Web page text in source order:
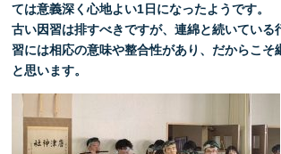
ては意義深く心地よい1日になったようです。
古い因習は排すべきですが、連綿と続いている
習には相応の意味や整合性があり、だからこそ
と思います。